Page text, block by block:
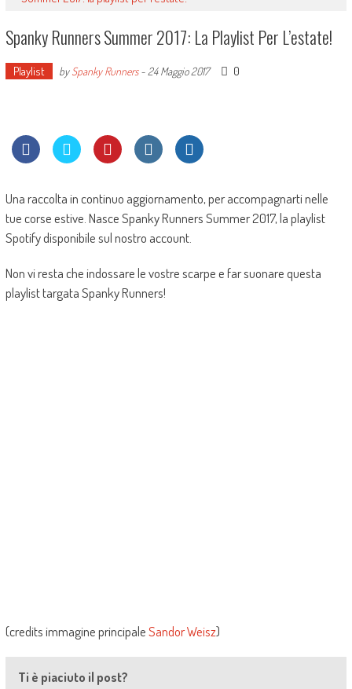
Spanky Runners Summer 2017: La Playlist Per L’estate!
Playlist bySpanky Runners- 24 Maggio 2017 0
Una raccolta in continuo aggiornamento, per accompagnarti nelle
tue corse estive. Nasce Spanky Runners Summer 2017, la playlist
Spotify disponibile sul nostro account.
Non vi resta che indossare le vostre scarpe e far suonare questa
playlist targata Spanky Runners!
(credits immagine principaleSandor Weisz)
Ti è piaciuto il post?